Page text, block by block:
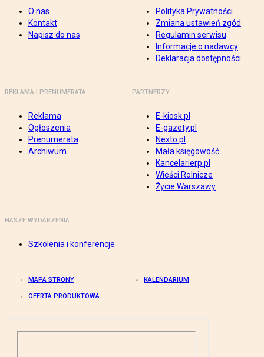
O nas
Kontakt
Napisz do nas
Polityka Prywatności
Zmiana ustawień zgód
Regulamin serwisu
Informacje o nadawcy
Deklaracja dostępności
REKLAMA I PRENUMERATA
Reklama
Ogłoszenia
Prenumerata
Archiwum
PARTNERZY
E-kiosk.pl
E-gazety.pl
Nexto.pl
Mała księgowość
Kancelarierp.pl
Wieści Rolnicze
Życie Warszawy
NASZE WYDARZENIA
Szkolenia i konferencje
MAPA STRONY KALENDARIUM
OFERTA PRODUKTOWA